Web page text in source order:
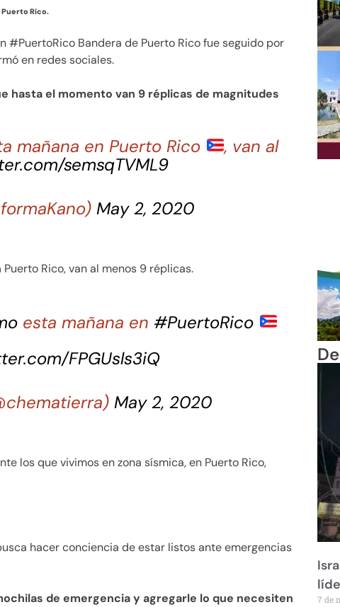
Puerto Rico.
#PuertoRico Bandera de Puerto Rico fue seguido por
en redes sociales.
hasta el momento van 9 réplicas de magnitudes
mañana en Puerto Rico
, van al
semsqTVML9
May 2, 2020
Puerto Rico, van al menos 9 réplicas.
esta mañana en #PuertoRico
FPGUsls3iQ
May 2, 2020
los que vivimos en zona sísmica, en Puerto Rico,
hacer conciencia de estar listos ante emergencias
de emergencia y agregarle lo que necesiten
7 de